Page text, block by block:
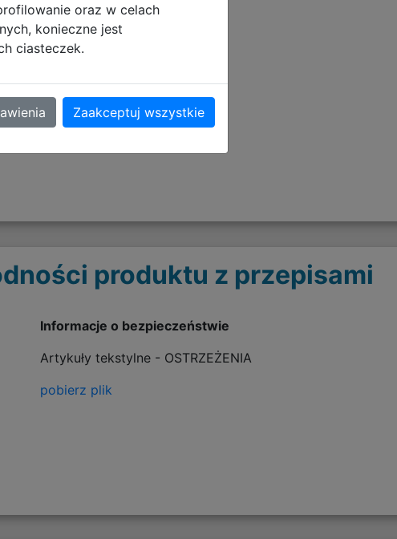
produktu z przepisami
Informacje o bezpieczeństwie
Artykuły tekstylne - OSTRZEŻENIA
pobierz plik
oraz w celach
konieczne jest
ciasteczek.
Zaakceptuj wszystkie